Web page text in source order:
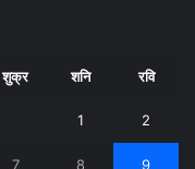
शुक्र शनि रवि
1 2
7 8 9